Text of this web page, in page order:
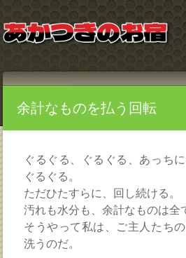
余計なものを払う回転
ぐるぐる、ぐるぐる、あっち
ぐるぐる。
ただひたすらに、回し続ける。
汚れも水分も、余計なものは全
そうやって私は、ご主人たち
洗うのだ。